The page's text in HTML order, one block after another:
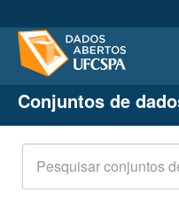
Conjuntos de dados
Organizações
Grupos
Sobre
Conjuntos de